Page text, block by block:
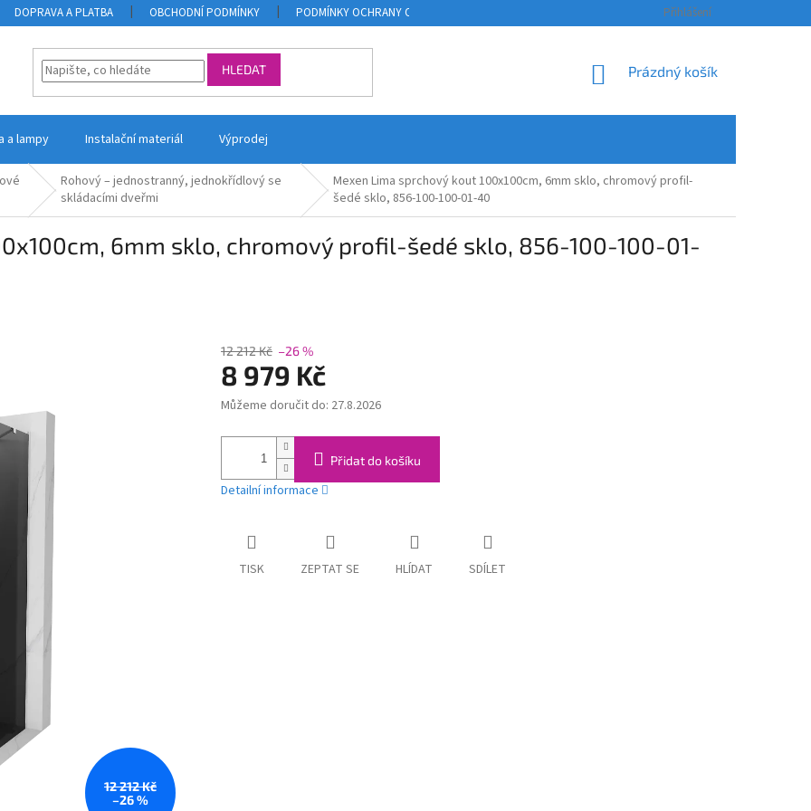
DOPRAVA A PLATBA OBCHODNÍ PODMÍNKY PODMÍNKY OCHRANY OSOBNÍCH ÚDAJŮ ODSTOUPENÍ OD SMLOUVY A
Přihlášení
HLEDAT
NÁKUPNÍ
Prázdný košík
a lampy Instalační materiál Výprodej
Rohový – jednostranný, jednokřídlový se
skládacími dveřmi
Mexen Lima sprchový kout 100x100cm, 6mm sklo, chromový profil-
šedé sklo, 856-100-100-01-40
6mm sklo, chromový profil-šedé sklo, 856-100-100-01-
12 212 Kč
–26 %
12 212 Kč –26 %
8 979 Kč
Měrná
Můžeme doručit do: 27.8.2026
Přidat do košíku
Detailní informace
TISK ZEPTAT SE HLÍDAT SDÍLET